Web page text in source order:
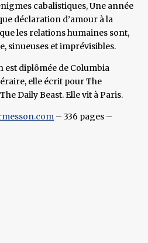
cabalistiques, Une année
déclaration d’amour à la
les relations humaines sont,
sinueuses et imprévisibles.
est diplômée de Columbia
elle écrit pour The
Daily Beast. Elle vit à Paris.
– 336 pages –